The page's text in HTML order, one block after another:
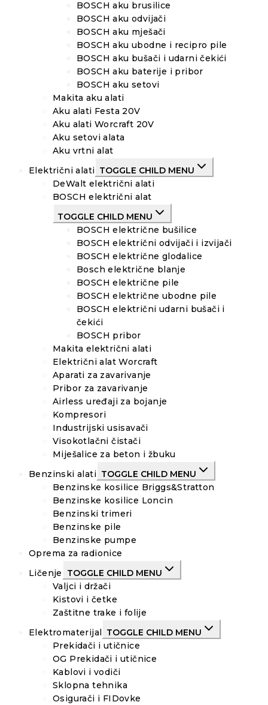
BOSCH aku brusilice
BOSCH aku odvijači
BOSCH aku mješači
BOSCH aku ubodne i recipro pile
BOSCH aku bušači i udarni čekići
BOSCH aku baterije i pribor
BOSCH aku setovi
Makita aku alati
Aku alati Festa 20V
Aku alati Worcraft 20V
Aku setovi alata
Aku vrtni alat
Električni alati TOGGLE CHILD MENU
DeWalt električni alati
BOSCH električni alat
TOGGLE CHILD MENU
BOSCH električne bušilice
BOSCH električni odvijači i izvijači
BOSCH električne glodalice
Bosch električne blanje
BOSCH električne pile
BOSCH električne ubodne pile
BOSCH električni udarni bušači i
čekići
BOSCH pribor
Makita električni alati
Električni alat Worcraft
Aparati za zavarivanje
Pribor za zavarivanje
Airless uređaji za bojanje
Kompresori
Industrijski usisavači
Visokotlačni čistači
Miješalice za beton i žbuku
Benzinski alati TOGGLE CHILD MENU
Benzinske kosilice Briggs&Stratton
Benzinske kosilice Loncin
Benzinski trimeri
Benzinske pile
Benzinske pumpe
Oprema za radionice
Ličenje
TOGGLE CHILD MENU
Valjci i držači
Kistovi i četke
Zaštitne trake i folije
Elektromaterijal TOGGLE CHILD MENU
Prekidači i utičnice
OG Prekidači i utičnice
Kablovi i vodiči
Sklopna tehnika
Osigurači i FIDovke